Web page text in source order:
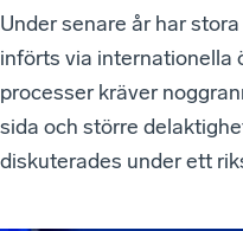
Under senare år har
införts via internationella
processer kräver
sida och större
diskuterades under ett